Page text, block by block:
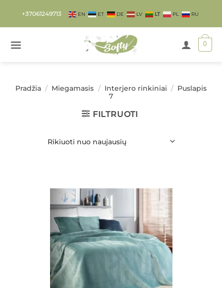
content
+37061249713 EN ET DE LV LT PL RU
0
Pradžia / Miegamasis / Interjero rinkiniai / Puslapis
7
FILTRUOTI